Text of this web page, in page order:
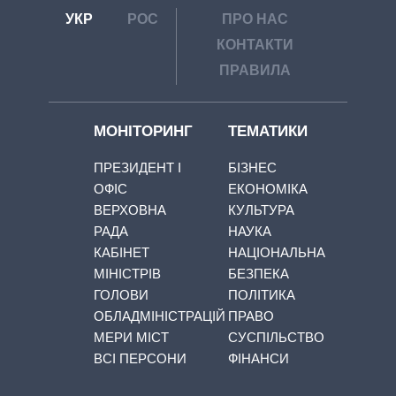
УКР РОС
ПРО НАС
КОНТАКТИ
ПРАВИЛА
МОНІТОРИНГ
ПРЕЗИДЕНТ І
ОФІС
ВЕРХОВНА
РАДА
КАБІНЕТ
МІНІСТРІВ
ГОЛОВИ
ОБЛАДМІНІСТРАЦІЙ
МЕРИ МІСТ
ВСІ ПЕРСОНИ
ТЕМАТИКИ
БІЗНЕС
ЕКОНОМІКА
КУЛЬТУРА
НАУКА
НАЦІОНАЛЬНА
БЕЗПЕКА
ПОЛІТИКА
ПРАВО
СУСПІЛЬСТВО
ФІНАНСИ